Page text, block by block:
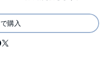
購入